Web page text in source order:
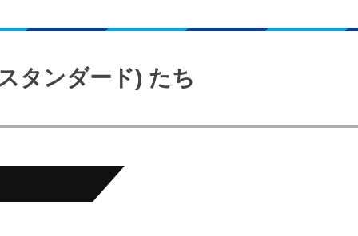
タンダード) たち